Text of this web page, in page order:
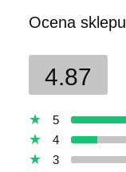
Ocena sklepu
4.87
5
4
3